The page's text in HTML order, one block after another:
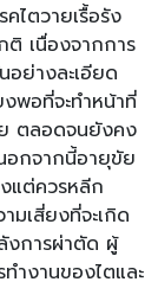
ไตวายเรื้อรัง
ติ เนื่องจากการ
ย่างละเอียด
งพอที่จะทำหน้าที่
ตลอดจนยังคง
อกจากนี้อายุขัย
แต่ควรหลีก
มเสี่ยงที่จะเกิด
งการผ่าตัด ผู้
ำงานของไตและ